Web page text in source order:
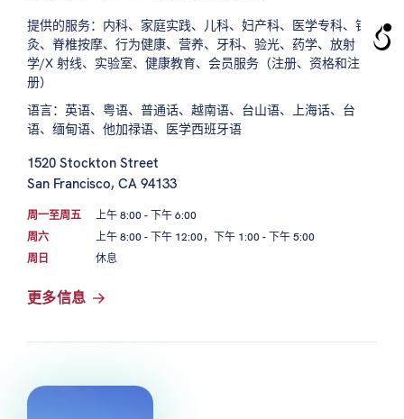
提供的服务：内科、家庭实践、儿科、妇产科、医学专科、针
灸、脊椎按摩、行为健康、营养、牙科、验光、药学、放射
学/X 射线、实验室、健康教育、会员服务（注册、资格和注
册）
语言：英语、粤语、普通话、越南语、台山语、上海话、台
语、缅甸语、他加禄语、医学西班牙语
1520 Stockton Street
San Francisco, CA 94133
周一至周五
上午 8:00 - 下午 6:00
周六
上午 8:00 - 下午 12:00，下午 1:00 - 下午 5:00
周日
休息
更多信息